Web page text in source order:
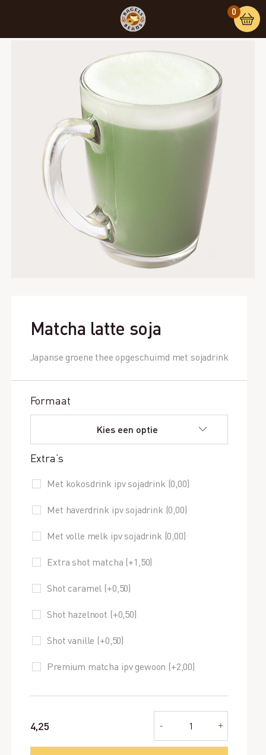
0
/ Matcha latte soja
Matcha latte soja
Japanse groene thee opgeschuimd met sojadrink
Formaat
Extra’s
Met kokosdrink ipv sojadrink (0,00)
Met haverdrink ipv sojadrink (0,00)
Met volle melk ipv sojadrink (0,00)
Extra shot matcha (+1,50)
Shot caramel (+0,50)
Shot hazelnoot (+0,50)
Shot vanille (+0,50)
Premium matcha ipv gewoon (+2,00)
4,25 +
latte
soja
aantal
-